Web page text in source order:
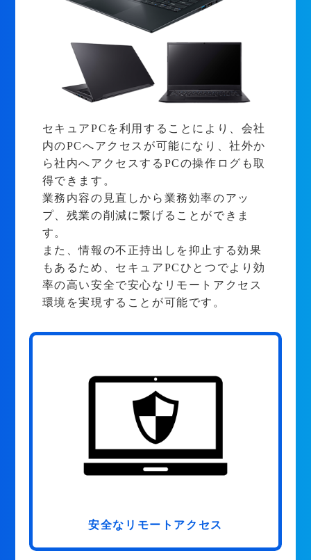
セキュアPCを利用することにより、会社
内のPCへアクセスが可能になり、社外か
ら社内へアクセスするPCの操作ログも取
得できます。
業務内容の見直しから業務効率のアッ
プ、残業の削減に繋げることができま
す。
また、情報の不正持出しを抑止する効果
もあるため、セキュアPCひとつでより効
率の高い安全で安心なリモートアクセス
環境を実現することが可能です。
安全なリモートアクセス